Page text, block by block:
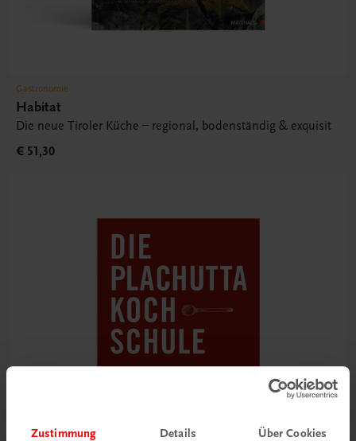
Zustimmung Details Über Cookies
Gastronomie
Habitat
Die neue Tiroler Küche – regional, bodenständig & exquisit
€ 51,30